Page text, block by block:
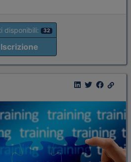
disponibili: 32
Iscrizione